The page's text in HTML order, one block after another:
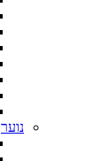
נוער